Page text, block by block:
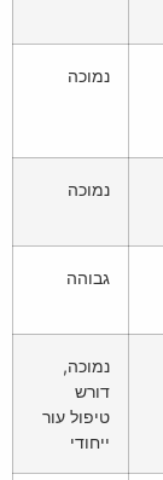
נמוכה
נמוכה
גבוהה
נמוכה,
דורש
טיפול עור
ייחודי